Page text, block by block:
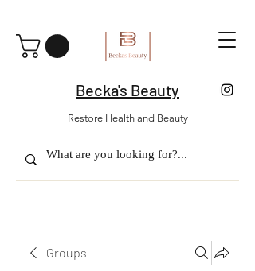
Becka's Beauty
Restore Health and Beauty
Groups